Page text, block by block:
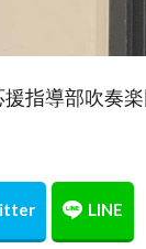
指導部吹奏